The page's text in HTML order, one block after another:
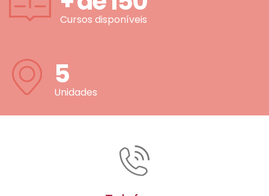
Cursos disponíveis
5
Unidades